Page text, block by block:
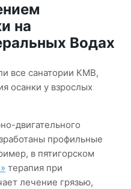
на
Водах
все санатории КМВ,
осанки у взрослых
двигательного
профильные
в пятигорском
терапия при
лечение грязью,